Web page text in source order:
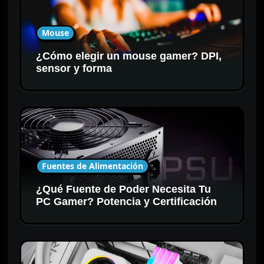
Mouse
¿Cómo elegir un mouse gamer? DPI,
sensor y forma
Fuentes de Alimentación
¿Qué Fuente de Poder Necesita Tu
PC Gamer? Potencia y Certificación